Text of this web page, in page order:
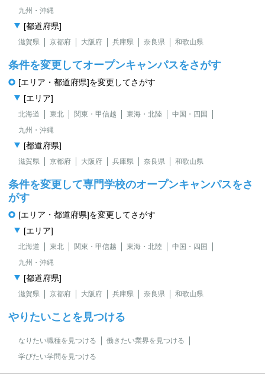
九州・沖縄
[都道府県]
滋賀県 京都府 大阪府 兵庫県 奈良県 和歌山県
条件を変更してオープンキャンパスをさがす
[エリア・都道府県]を変更してさがす
[エリア]
北海道 東北 関東・甲信越 東海・北陸
中国・四国
九州・沖縄
[都道府県]
滋賀県 京都府 大阪府 兵庫県 奈良県 和歌山県
条件を変更して専門学校のオープンキャンパスをさ
がす
[エリア・都道府県]を変更してさがす
[エリア]
北海道 東北 関東・甲信越 東海・北陸
中国・四国
九州・沖縄
[都道府県]
滋賀県 京都府 大阪府 兵庫県 奈良県 和歌山県
やりたいことを見つける
なりたい職種を見つける
働きたい業界を見つける
学びたい学問を見つける